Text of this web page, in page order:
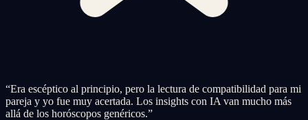
“Era escéptico al principio, pero la lectura de compatibilidad para mi
pareja y yo fue muy acertada. Los insights con IA van mucho más
allá de los horóscopos genéricos.”